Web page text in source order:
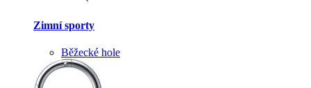
Zimní sporty
Běžecké hole